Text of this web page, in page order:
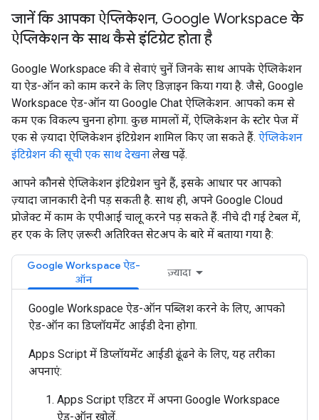
जानें कि आपका ऐप्लिकेशन, Google Workspace के
ऐप्लिकेशन के साथ कैसे इंटिग्रेट होता है
Google Workspace की वे सेवाएं चुनें जिनके साथ आपके ऐप्लिकेशन
या ऐड-ऑन को काम करने के लिए डिज़ाइन किया गया है. जैसे, Google
Workspace ऐड-ऑन या Google Chat ऐप्लिकेशन. आपको कम से
कम एक विकल्प चुनना होगा. कुछ मामलों में, ऐप्लिकेशन के स्टोर पेज में
एक से ज़्यादा ऐप्लिकेशन इंटिग्रेशन शामिल किए जा सकते हैं. ऐप्लिकेशन
इंटिग्रेशन की सूची एक साथ देखना लेख पढ़ें.
आपने कौनसे ऐप्लिकेशन इंटिग्रेशन चुने हैं, इसके आधार पर आपको
ज़्यादा जानकारी देनी पड़ सकती है. साथ ही, अपने Google Cloud
प्रोजेक्ट में काम के एपीआई चालू करने पड़ सकते हैं. नीचे दी गई टेबल में,
हर एक के लिए ज़रूरी अतिरिक्त सेटअप के बारे में बताया गया है:
Google Workspace ऐड-
ऑन
ज़्यादा
Google Workspace ऐड-ऑन पब्लिश करने के लिए, आपको
ऐड-ऑन का डिप्लॉयमेंट आईडी देना होगा.
Apps Script में डिप्लॉयमेंट आईडी ढूंढने के लिए, यह तरीका
अपनाएं:
Apps Script एडिटर में अपना Google Workspace
ऐड-ऑन खोलें.